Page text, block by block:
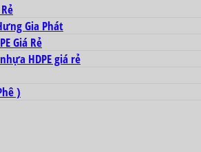
Gia Phát
Giá Rẻ
HDPE giá rẻ
)